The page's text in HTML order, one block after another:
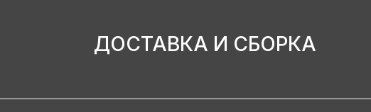
ДОСТАВКА И СБОРКА